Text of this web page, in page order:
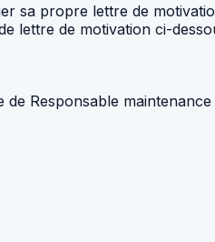
sa propre lettre de
lettre de motivation ci-
Responsable